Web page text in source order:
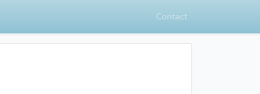
Contact